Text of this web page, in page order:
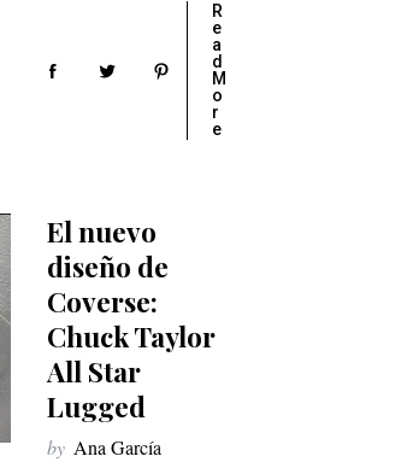
R
e
a
d
M
o
r
e
El nuevo
diseño de
Coverse:
Chuck Taylor
All Star
Lugged
by Ana García